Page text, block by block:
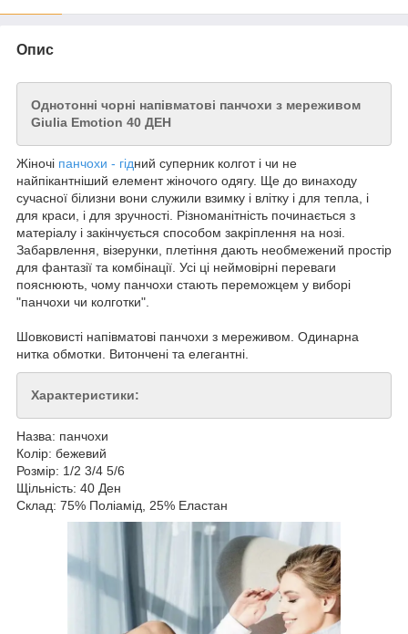
Опис
Однотонні чорні напівматові панчохи з мереживом
Giulia Emotion 40 ДЕН
Жіночі панчохи - гідний суперник колгот і чи не
найпікантніший елемент жіночого одягу. Ще до винаходу
сучасної білизни вони служили взимку і влітку і для тепла, і
для краси, і для зручності. Різноманітність починається з
матеріалу і закінчується способом закріплення на нозі.
Забарвлення, візерунки, плетіння дають необмежений простір
для фантазії та комбінації. Усі ці неймовірні переваги
пояснюють, чому панчохи стають переможцем у виборі
"панчохи чи колготки".
Шовковисті напівматові панчохи з мереживом. Одинарна
нитка обмотки. Витончені та елегантні.
Характеристики:
Назва: панчохи
Колір: бежевий
Розмір: 1/2 3/4 5/6
Щільність: 40 Ден
Склад: 75% Поліамід, 25% Еластан